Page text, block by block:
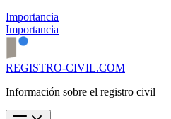
Importancia
Importancia
REGISTRO-CIVIL.COM
Información sobre el registro civil